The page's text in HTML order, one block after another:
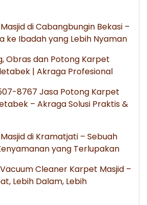
di Cabangbungin Bekasi –
ke Ibadah yang Lebih Nyaman
Obras dan Potong Karpet
| Akraga Profesional
8767 Jasa Potong Karpet
– Akraga Solusi Praktis &
di Kramatjati – Sebuah
yang Terlupakan
Cleaner Karpet Masjid –
Lebih Dalam, Lebih